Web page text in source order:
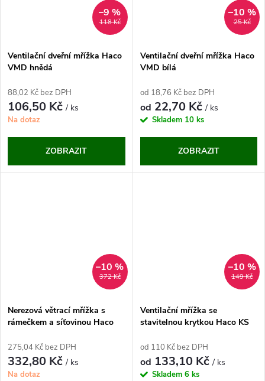
118 Kč
–9 %
Ventilační dveřní mřížka Haco
VMD hnědá
88,02 Kč bez DPH
106,50 Kč/ ks
Na dotaz
ZOBRAZIT
25 Kč
–10 %
Ventilační dveřní mřížka Haco
VMD bílá
od 18,76 Kč bez DPH
od 22,70 Kč/ ks
Skladem 10 ks
ZOBRAZIT
372 Kč
–10 %
Nerezová větrací mřížka s
rámečkem a síťovinou Haco
275,04 Kč bez DPH
332,80 Kč/ ks
Na dotaz
149 Kč
–10 %
Ventilační mřížka se
stavitelnou krytkou Haco KS
od 110 Kč bez DPH
od 133,10 Kč/ ks
Skladem 6 ks